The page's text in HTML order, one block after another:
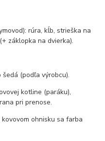
rúra, kĺb, strieška na
záklopka na dvierka).
(podľa výrobcu).
kotline (paráku),
pri prenose.
ohnisku sa farba